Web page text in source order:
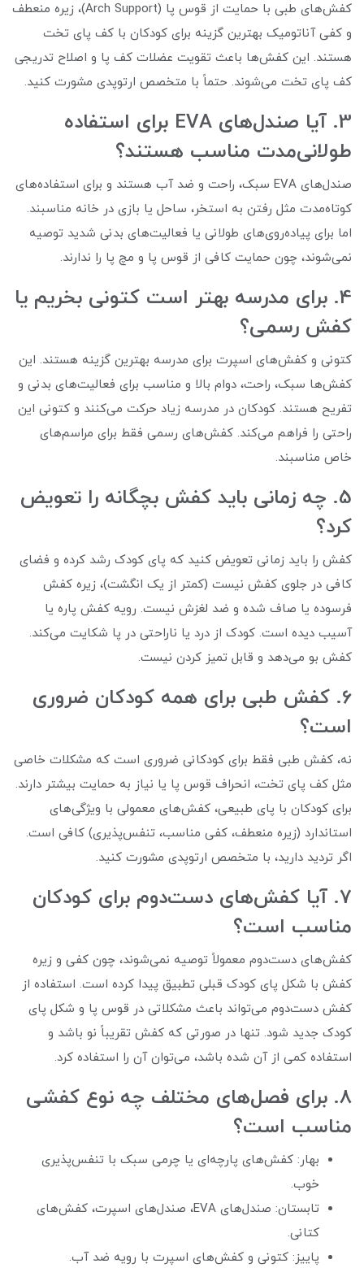
کفش‌های طبی با حمایت از قوس پا (Arch Support)، زیره منعطف
و کفی آناتومیک بهترین گزینه برای کودکان با کف پای تخت
هستند. این کفش‌ها باعث تقویت عضلات کف پا و اصلاح تدریجی
کف پای تخت می‌شوند. حتماً با متخصص ارتوپدی مشورت کنید.
3. آیا صندل‌های EVA برای استفاده
طولانی‌مدت مناسب هستند؟
صندل‌های EVA سبک، راحت و ضد آب هستند و برای استفاده‌های
کوتاه‌مدت مثل رفتن به استخر، ساحل یا بازی در خانه مناسبند.
اما برای پیاده‌روی‌های طولانی یا فعالیت‌های بدنی شدید توصیه
نمی‌شوند، چون حمایت کافی از قوس پا و مچ پا را ندارند.
4. برای مدرسه بهتر است کتونی بخریم یا
کفش رسمی؟
کتونی و کفش‌های اسپرت برای مدرسه بهترین گزینه هستند. این
کفش‌ها سبک، راحت، دوام بالا و مناسب برای فعالیت‌های بدنی و
تفریح هستند. کودکان در مدرسه زیاد حرکت می‌کنند و کتونی این
راحتی را فراهم می‌کند. کفش‌های رسمی فقط برای مراسم‌های
خاص مناسبند.
5. چه زمانی باید کفش بچگانه را تعویض
کرد؟
کفش را باید زمانی تعویض کنید که پای کودک رشد کرده و فضای
کافی در جلوی کفش نیست (کمتر از یک انگشت)، زیره کفش
فرسوده یا صاف شده و ضد لغزش نیست. رویه کفش پاره یا
آسیب دیده است. کودک از درد یا ناراحتی در پا شکایت می‌کند.
کفش بو می‌دهد و قابل تمیز کردن نیست.
6. کفش طبی برای همه کودکان ضروری
است؟
نه، کفش طبی فقط برای کودکانی ضروری است که مشکلات خاصی
مثل کف پای تخت، انحراف قوس پا یا نیاز به حمایت بیشتر دارند.
برای کودکان با پای طبیعی، کفش‌های معمولی با ویژگی‌های
استاندارد (زیره منعطف، کفی مناسب، تنفس‌پذیری) کافی است.
اگر تردید دارید، با متخصص ارتوپدی مشورت کنید.
7. آیا کفش‌های دست‌دوم برای کودکان
مناسب است؟
کفش‌های دست‌دوم معمولاً توصیه نمی‌شوند، چون کفی و زیره
کفش با شکل پای کودک قبلی تطبیق پیدا کرده است. استفاده از
کفش دست‌دوم می‌تواند باعث مشکلاتی در قوس پا و شکل پای
کودک جدید شود. تنها در صورتی که کفش تقریباً نو باشد و
استفاده کمی از آن شده باشد، می‌توان آن را استفاده کرد.
8. برای فصل‌های مختلف چه نوع کفشی
مناسب است؟
بهار: کفش‌های پارچه‌ای یا چرمی سبک با تنفس‌پذیری
خوب.
تابستان: صندل‌های EVA، صندل‌های اسپرت، کفش‌های
کتانی.
پاییز: کتونی و کفش‌های اسپرت با رویه ضد آب.